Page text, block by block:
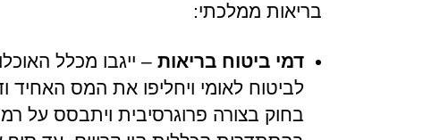
בריאות ממלכתי:
דמי ביטוח בריאות – ייגבו מכלל
לביטוח לאומי ויחליפו את המס האחיד
בחוק בצורה פרוגרסיבית ויתבסס על